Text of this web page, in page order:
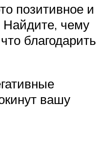
позитивное и
чему
благодарить
вашу